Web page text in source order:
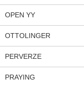
OPEN YY
OTTOLINGER
PERVERZE
PRAYING